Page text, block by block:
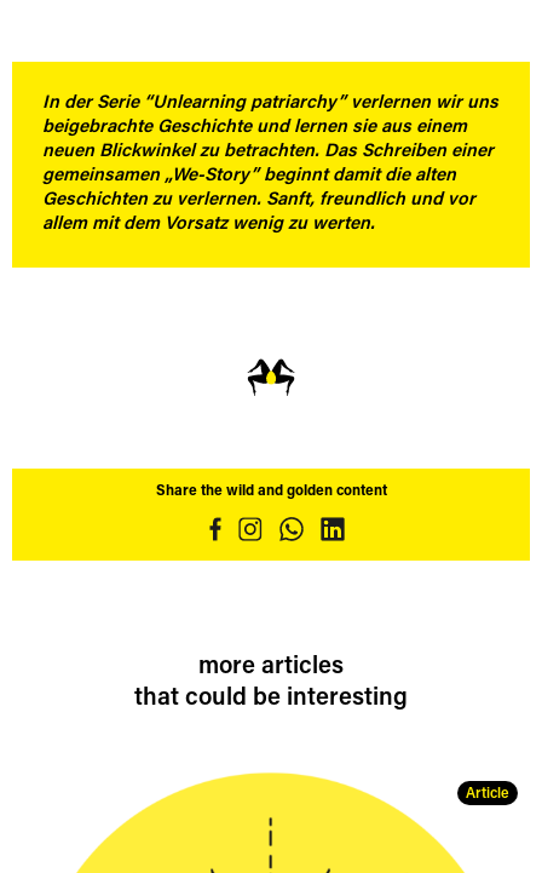
In der Serie “Unlearning patriarchy” verlernen wir uns
beigebrachte Geschichte und lernen sie aus einem
neuen Blickwinkel zu betrachten. Das Schreiben einer
gemeinsamen „We-Story” beginnt damit die alten
Geschichten zu verlernen. Sanft, freundlich und vor
allem mit dem Vorsatz wenig zu werten.
Share the wild and golden content
more articles
that could be interesting
Article